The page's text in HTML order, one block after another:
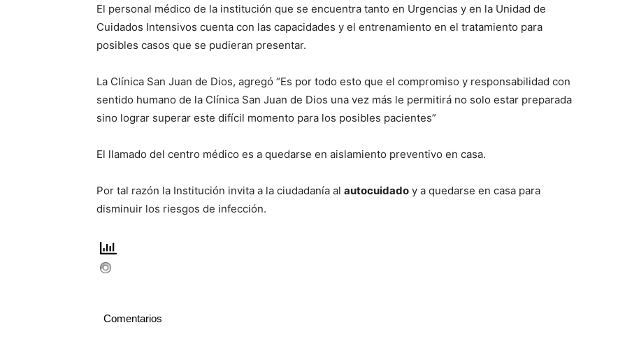
El personal médico de la institución que se encuentra tanto en Urgencias y en la Unidad de
Cuidados Intensivos cuenta con las capacidades y el entrenamiento en el tratamiento para
posibles casos que se pudieran presentar.
La Clínica San Juan de Dios, agregó “Es por todo esto que el compromiso y responsabilidad con
sentido humano de la Clínica San Juan de Dios una vez más le permitirá no solo estar preparada
sino lograr superar este difícil momento para los posibles pacientes”
El llamado del centro médico es a quedarse en aislamiento preventivo en casa.
Por tal razón la Institución invita a la ciudadanía al autocuidado y a quedarse en casa para
disminuir los riesgos de infección.
Comentarios